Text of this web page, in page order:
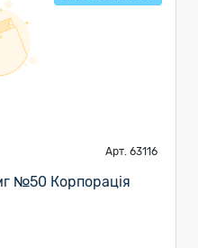
Арт. 63116
№50 Корпорація